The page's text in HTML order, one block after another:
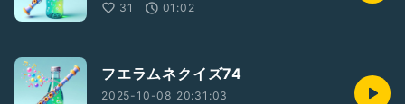
31
01:02
フエラムネクイズ74
2025-10-08 20:31:03